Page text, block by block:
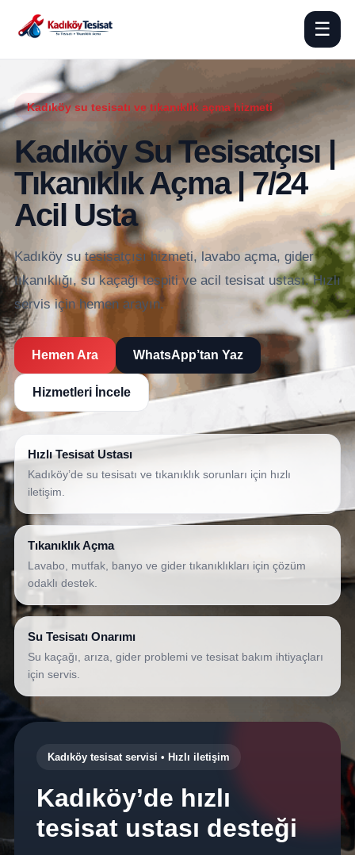
☰
Kadıköy su tesisatı ve tıkanıklık açma hizmeti
Kadıköy Su Tesisatçısı |
Tıkanıklık Açma | 7/24
Acil Usta
Kadıköy su tesisatçısı hizmeti, lavabo açma, gider
tıkanıklığı, su kaçağı tespiti ve acil tesisat ustası. Hızlı
servis için hemen arayın.
Hemen Ara WhatsApp’tan Yaz
Hizmetleri İncele
Hızlı Tesisat Ustası
Kadıköy’de su tesisatı ve tıkanıklık sorunları için hızlı
iletişim.
Tıkanıklık Açma
Lavabo, mutfak, banyo ve gider tıkanıklıkları için çözüm
odaklı destek.
Su Tesisatı Onarımı
Su kaçağı, arıza, gider problemi ve tesisat bakım ihtiyaçları
için servis.
Kadıköy tesisat servisi • Hızlı iletişim
Kadıköy’de hızlı
tesisat ustası desteği